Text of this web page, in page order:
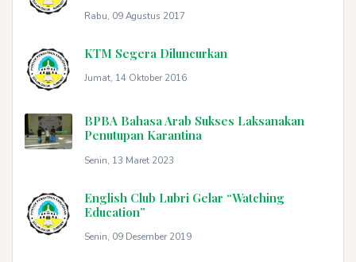
Rabu, 09 Agustus 2017
KTM Segera Diluncurkan
Jumat, 14 Oktober 2016
BPBA Bahasa Arab Sukses Laksanakan
Penutupan Karantina
Senin, 13 Maret 2023
English Club Lubri Gelar “Watching
Education”
Senin, 09 Desember 2019